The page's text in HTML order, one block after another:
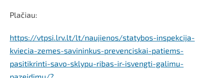
Plačiau:
https://vtpsi.lrv.lt/lt/naujienos/statybos-inspekcija-
kviecia-zemes-savininkus-prevenciskai-patiems-
pasitikrinti-savo-sklypu-ribas-ir-isvengti-galimu-